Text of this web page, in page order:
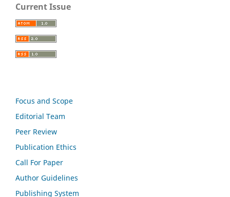
Current Issue
Focus and Scope
Editorial Team
Peer Review
Publication Ethics
Call For Paper
Author Guidelines
Publishing System